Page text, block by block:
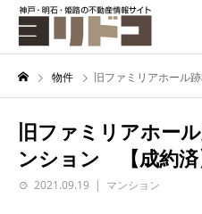
物件 旧ファミリアホール跡
旧ファミリアホー
ンション 【成約済
2021.09.19 マンション